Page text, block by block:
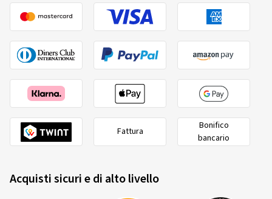
Dimensioni del cerchione in pollici:
8x18 - ET 40 -
LK 5x112
Colore:nero brillante
Cerchioni montati su:Pneumatici estivi
Tipo di veicolo:
VW T-Roc (A1) Facelift
Fattura
Bonifico
bancario
Acquisti sicuri e di alto livello